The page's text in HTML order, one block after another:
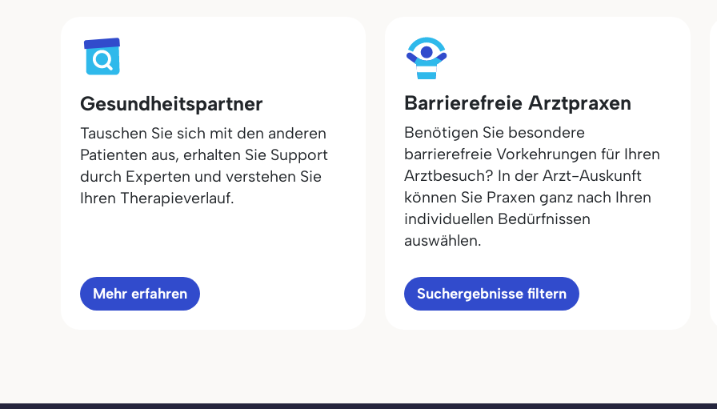
Gesundheitspartner
Tauschen Sie sich mit den anderen
Patienten aus, erhalten Sie Support
durch Experten und verstehen Sie
Ihren Therapieverlauf.
Mehr erfahren
Barrierefreie Arztpraxen
Benötigen Sie besondere
barrierefreie Vorkehrungen für Ihren
Arztbesuch? In der Arzt-Auskunft
können Sie Praxen ganz nach Ihren
individuellen Bedürfnissen
auswählen.
Suchergebnisse filtern